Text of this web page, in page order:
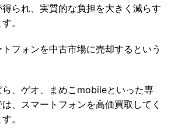
られ、実質的な負担を大きく減らす
。
フォンを中古市場に売却するという
、ゲオ、まめこmobileといった専
、スマートフォンを高価買取してく
。